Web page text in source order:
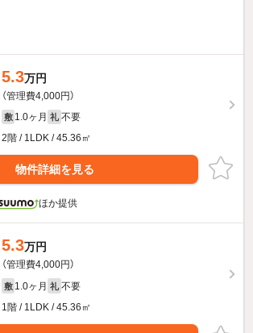
5.3万円
（管理費4,000円）
敷 1.0ヶ月 礼 不要
2階 / 1LDK / 45.36㎡
物件詳細を見る
ほか提供
5.3万円
（管理費4,000円）
敷 1.0ヶ月 礼 不要
1階 / 1LDK / 45.36㎡